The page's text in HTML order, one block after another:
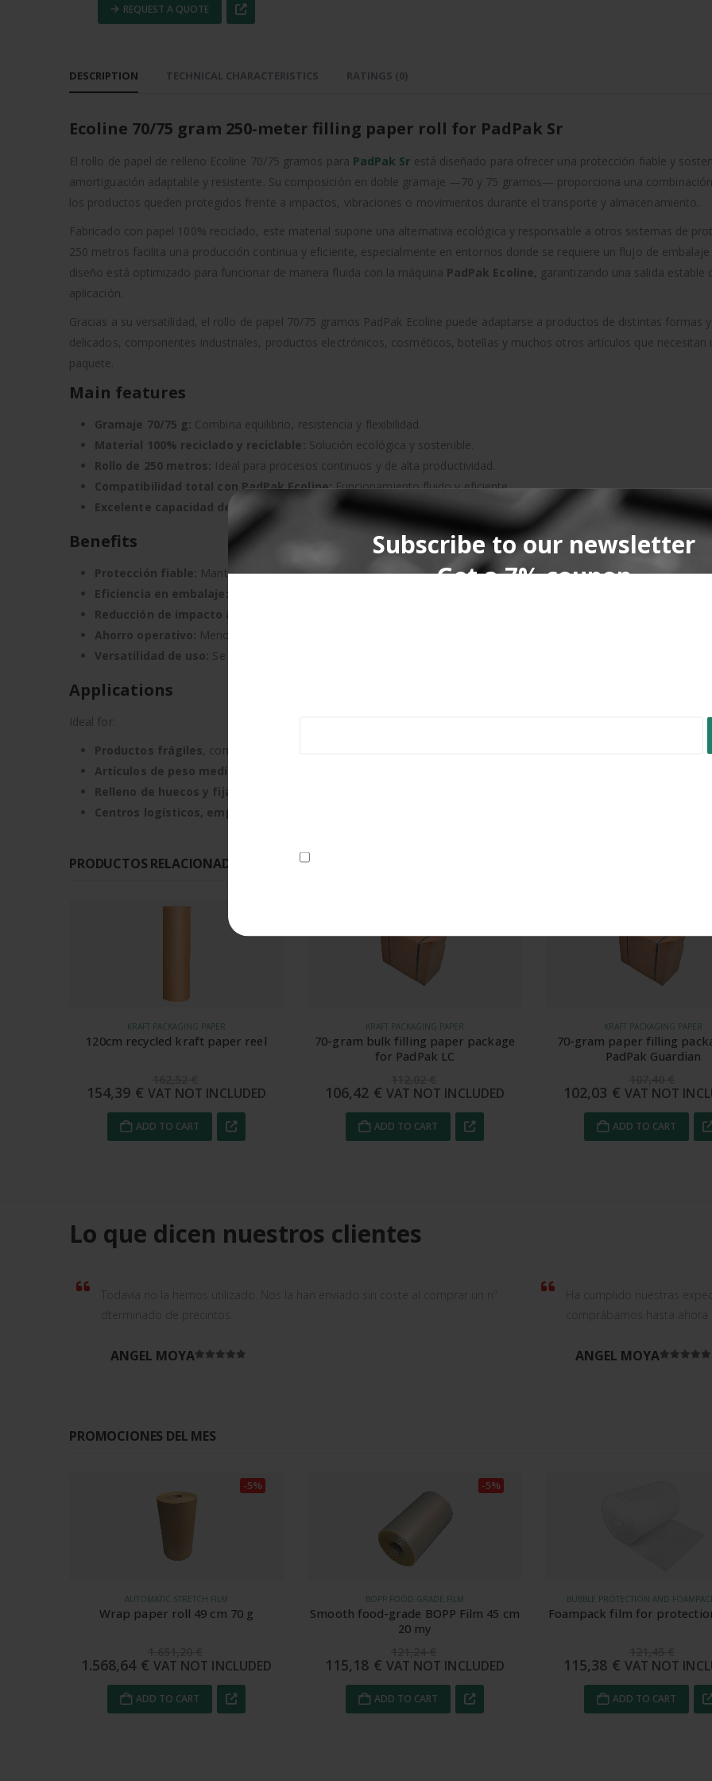
Subscribe to our newsletter
Get a 7% coupon
REQUEST A QUOTE
DESCRIPTION TECHNICAL CHARACTERISTICS RATINGS (0)
Ecoline 70/75 gram 250-meter filling paper roll for PadPak Sr
El rollo de papel de relleno Ecoline 70/75 gramos para PadPak Sr está diseñado para ofrecer una protección fiable y
amortiguación adaptable y resistente. Su composición en doble gramaje —70 y 75 gramos— proporciona una
los productos queden protegidos frente a impactos, vibraciones o movimientos durante el transporte y almacenamiento.
Fabricado con papel 100% reciclado, este material supone una alternativa ecológica y responsable a otros sistemas de
250 metros facilita una producción continua y eficiente, especialmente en entornos donde se requiere un flujo de
diseño está optimizado para funcionar de manera fluida con la máquina PadPak Ecoline , garantizando una salida
aplicación.
Gracias a su versatilidad, el rollo de papel 70/75 gramos PadPak Ecoline puede adaptarse a productos de distintas
delicados, componentes industriales, productos electrónicos, cosméticos, botellas y muchos otros artículos que
paquete.
Main features
Gramaje 70/75 g: Combina equilibrio, resistencia y flexibilidad.
Material 100% reciclado y reciclable: Solución ecológica y sostenible.
Rollo de 250 metros: Ideal para procesos continuos y de alta productividad.
Compatibilidad total con PadPak Ecoline: Funcionamiento fluido y eficiente.
Excelente capacidad de amortiguación:
Benefits
Protección fiable: Mantiene los productos seguros durante el transporte y almacenamiento.
Eficiencia en embalaje:
Reducción de impacto ambiental:
Ahorro operativo: Menos cambios de rollo gracias a su longitud optimizada.
Versatilidad de uso: Se adapta fácilmente a productos de diferentes tamaños y delicadezas.
Applications
Ideal for:
Productos frágiles , como vidrio, cerámica, electrónica o cosmética.
Artículos de peso medio
Relleno de huecos y fijación
Centros logísticos, empresas de e-commerce y distribución
PRODUCTOS RELACIONADOS CON ESTE PRODUCTO
KRAFT PACKAGING PAPER
70-gram bulk filling paper package
106,42 € VAT NOT INCLUDED
ADD TO CART
KRAFT PACKAGING PAPER
70-gram paper filling package for
PadPak Guardian
102,03 € VAT NOT INCLUDED
ADD TO CART
KRAFT PACKAGING PAPER
Greenline 70 gram filling
package for Fillpak M
37,11 € VAT NOT
ADD TO CART
Lo que dicen nuestros clientes
Todavía no la hemos utilizado. Nos la han enviado sin coste al comprar un nº
dterminado de precintos.
ANGEL MOYA
Ha cumplido nuestras
comprábamos hasta
ANGEL MOYA
PROMOCIONES DEL MES
BOPP FOOD GRADE FILM
Smooth food-grade BOPP Film 45 cm
115,18€ VAT NOT INCLUDED
-5%
ADD TO CART
BUBBLE PROTECTION AND FOAMPACK FOAM
Foampack film for protection 500 m²
115,38 € VAT NOT INCLUDED
-5%
ADD TO CART
POLYOLEFIN PLASTIC SHRINK FILM
Shrink plastic POF 60 cm 19
86,74 € VAT NOT
ADD TO CART